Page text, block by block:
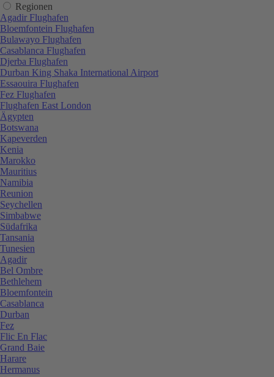
Regionen
Agadir Flughafen
Bloemfontein Flughafen
Bulawayo Flughafen
Casablanca Flughafen
Djerba Flughafen
Durban King Shaka International Airport
Essaouira Flughafen
Fez Flughafen
Flughafen East London
Ägypten
Botswana
Kapeverden
Kenia
Marokko
Mauritius
Namibia
Reunion
Seychellen
Simbabwe
Südafrika
Tansania
Tunesien
Agadir
Bel Ombre
Bethlehem
Bloemfontein
Casablanca
Durban
Fez
Flic En Flac
Grand Baie
Harare
Hermanus